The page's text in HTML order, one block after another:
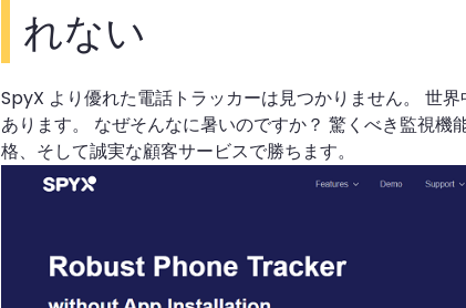
れない
SpyX より優れた電話トラッカーは見つかりません。 世
あります。 なぜそんなに暑いのですか？ 驚くべき監視機
格、そして誠実な顧客サービスで勝ちます。